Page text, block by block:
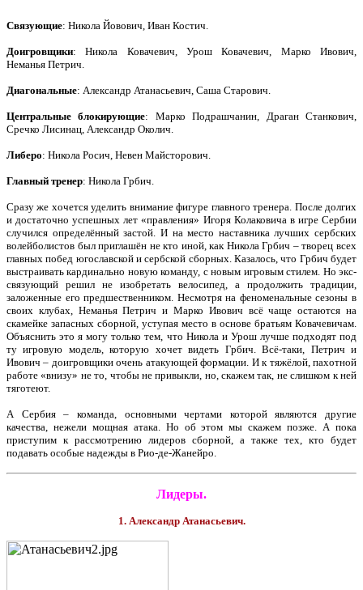
Связующие: Никола Йовович, Иван Костич.
Доигровщики: Никола Ковачевич, Урош Ковачевич, Марко Ивович,
Неманья Петрич.
Диагональные: Александр Атанасьевич, Саша Старович.
Центральные блокирующие: Марко Подрашчанин, Драган Станкович,
Сречко Лисинац, Александр Околич.
Либеро: Никола Росич, Невен Майсторович.
Главный тренер: Никола Грбич.
Сразу же хочется уделить внимание фигуре главного тренера. После долгих
и достаточно успешных лет «правления» Игоря Колаковича в игре Сербии
случился определённый застой. И на место наставника лучших сербских
волейболистов был приглашён не кто иной, как Никола Грбич – творец всех
главных побед югославской и сербской сборных. Казалось, что Грбич будет
выстраивать кардинально новую команду, с новым игровым стилем. Но экс-
связующий решил не изобретать велосипед, а продолжить традиции,
заложенные его предшественником. Несмотря на феноменальные сезоны в
своих клубах, Неманья Петрич и Марко Ивович всё чаще остаются на
скамейке запасных сборной, уступая место в основе братьям Ковачевичам.
Объяснить это я могу только тем, что Никола и Урош лучше подходят под
ту игровую модель, которую хочет видеть Грбич. Всё-таки, Петрич и
Ивович – доигровщики очень атакующей формации. И к тяжёлой, пахотной
работе «внизу» не то, чтобы не привыкли, но, скажем так, не слишком к ней
тяготеют.
А Сербия – команда, основными чертами которой являются другие
качества, нежели мощная атака. Но об этом мы скажем позже. А пока
приступим к рассмотрению лидеров сборной, а также тех, кто будет
подавать особые надежды в Рио-де-Жанейро.
Лидеры.
1. Александр Атанасьевич.